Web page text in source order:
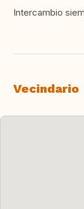
Intercambio
Vecindario